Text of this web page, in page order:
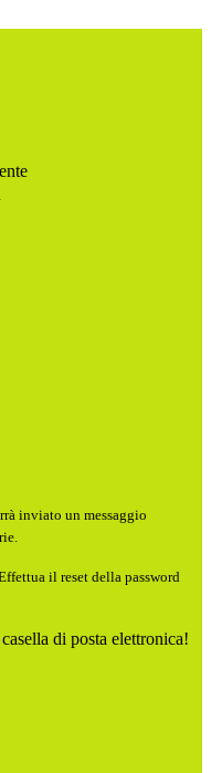
inviato un messaggio
il reset della password
di posta elettronica!